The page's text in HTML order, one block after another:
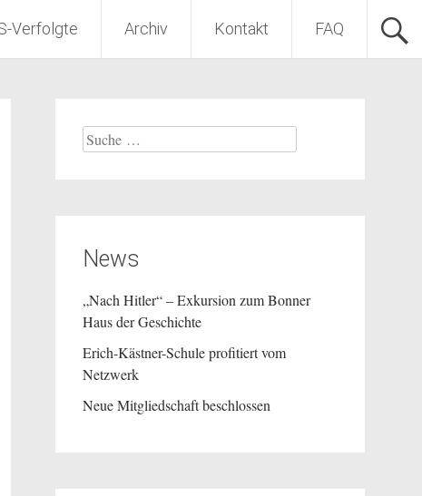
Verfolgte Archiv Kontakt FAQ
Suche
nach:
News
„Nach Hitler“ – Exkursion zum Bonner
Haus der Geschichte
Erich-Kästner-Schule profitiert vom
Netzwerk
Neue Mitgliedschaft beschlossen